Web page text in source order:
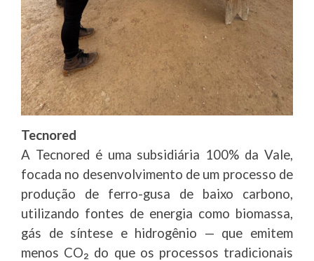
Tecnored
A Tecnored é uma subsidiária 100% da Vale,
focada no desenvolvimento de um processo de
produção de ferro-gusa de baixo carbono,
utilizando fontes de energia como biomassa,
gás de síntese e hidrogênio — que emitem
menos CO₂ do que os processos tradicionais